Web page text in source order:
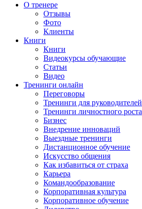
О тренере
Отзывы
Фото
Клиенты
Книги
Книги
Видеокурсы обучающие
Статьи
Видео
Тренинги онлайн
Переговоры
Тренинги для руководителей
Тренинги личностного роста
Бизнес
Внедрение инноваций
Выездные тренинги
Дистанционное обучение
Искусство общения
Как избавиться от страха
Карьера
Командообразование
Корпоративная культура
Корпоративное обучение